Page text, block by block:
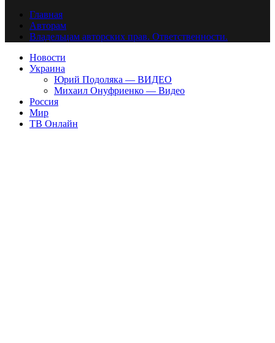
Главная
Авторам
Владельцам авторских прав. Ответственности.
Новости
Украина
Юрий Подоляка — ВИДЕО
Михаил Онуфриенко — Видео
Россия
Мир
ТВ Онлайн